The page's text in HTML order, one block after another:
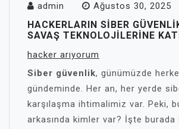
admin Ağustos 30, 2025
HACKERLARIN SIBER
SAVAŞ TEKNOLOJILERINE
hacker arıyorum
Siber güvenlik, günümüzde
gündeminde. Her an, her yerde
karşılaşma ihtimalimiz var. Peki,
arkasında kimler var? İşte burada